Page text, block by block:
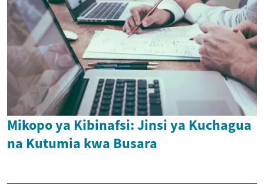
Mikopo ya Kibinafsi: Jinsi ya Kuchagua
na Kutumia kwa Busara